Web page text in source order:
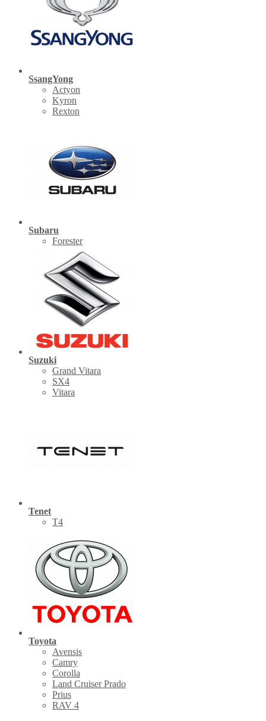
SsangYong
Actyon
Kyron
Rexton
Subaru
Forester
Suzuki
Grand Vitara
SX4
Vitara
Tenet
Т4
Toyota
Avensis
Camry
Corolla
Land Cruiser Prado
Prius
RAV 4